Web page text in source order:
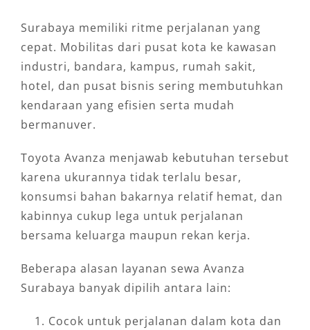
Surabaya memiliki ritme perjalanan yang
cepat. Mobilitas dari pusat kota ke kawasan
industri, bandara, kampus, rumah sakit,
hotel, dan pusat bisnis sering membutuhkan
kendaraan yang efisien serta mudah
bermanuver.
Toyota Avanza menjawab kebutuhan tersebut
karena ukurannya tidak terlalu besar,
konsumsi bahan bakarnya relatif hemat, dan
kabinnya cukup lega untuk perjalanan
bersama keluarga maupun rekan kerja.
Beberapa alasan layanan sewa Avanza
Surabaya banyak dipilih antara lain:
Cocok untuk perjalanan dalam kota dan